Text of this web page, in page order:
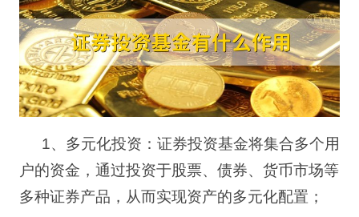
1、 多元化投资：证券投资基金将集合多个用
户的资金，通过投资于股票、债券、货币市场等
多种证券产品，从而实现资产的多元化配置；